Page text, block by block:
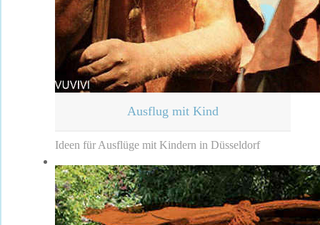
Ausflug mit Kind
Ideen für Ausflüge mit Kindern in Düsseldorf